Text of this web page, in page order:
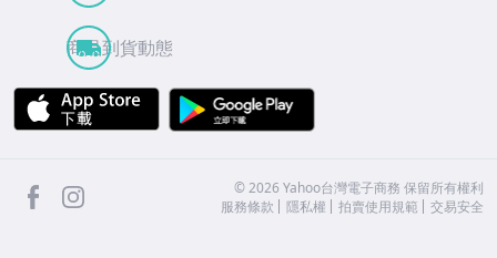
商品到貨動態
APP Store
facebook ©2026 Yahoo台灣電子商務 保留所有權利
服務條款
隱私權 拍賣使用規範 交易安全